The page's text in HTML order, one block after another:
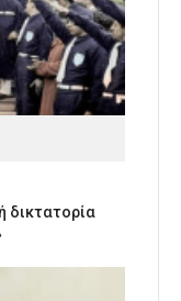
δικτατορία